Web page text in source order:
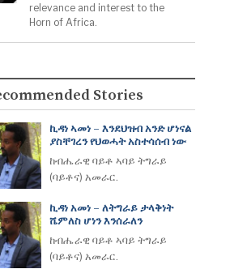
relevance and interest to the
Horn of Africa.
Stories
ኪዳነ ኣመነ – እንደህዝብ አንድ ሆነናል
ያስቸገረን የህወሓት አስተሳሰብ ነው
ከብሔራዊ ባይቶ ኣባይ ትግራይ
(ባይቶና) አመራር.
ኪዳነ አመነ – ለትግራይ ታላቅነት
ሼምለስ ሆነን እንሰራለን
ከብሔራዊ ባይቶ ኣባይ ትግራይ
(ባይቶና) አመራር.